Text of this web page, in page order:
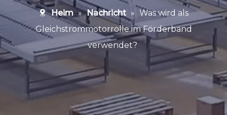
Heim » Nachricht » Was wird als
Gleichstrommotorrolle im Förderband
verwendet?